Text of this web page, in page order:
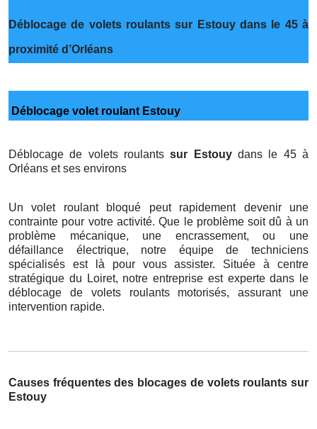
Déblocage de volets roulants sur Estouy dans le 45 à
proximité d’Orléans
Déblocage volet roulant Estouy
Déblocage de volets roulantssur Estouydans le 45 à
Orléans et ses environs
Un volet roulant bloqué peut rapidement devenir une
contrainte pour votre activité. Que le problème soit dû à un
problème mécanique, une encrassement, ou une
défaillance électrique, notre équipe de techniciens
spécialisés est là pour vous assister. Située à centre
stratégique du Loiret, notre entreprise est experte dans le
déblocage de volets roulants motorisés, assurant une
intervention rapide.
Causes fréquentes des blocages de volets roulants sur
Estouy